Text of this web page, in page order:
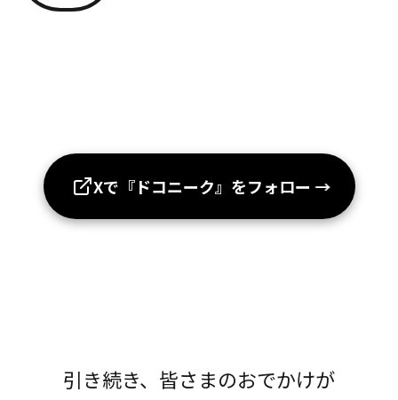
Xで『ドコニーク』をフォロー →
引き続き、皆さまのおでかけが